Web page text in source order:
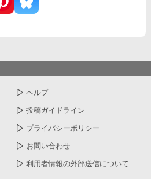
ヘルプ
投稿ガイドライン
プライバシーポリシー
お問い合わせ
利用者情報の外部送信について